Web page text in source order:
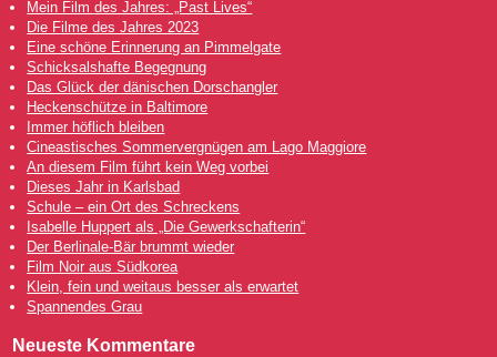
Mein Film des Jahres: „Past Lives“
Die Filme des Jahres 2023
Eine schöne Erinnerung an Pimmelgate
Schicksalshafte Begegnung
Das Glück der dänischen Dorschangler
Heckenschütze in Baltimore
Immer höflich bleiben
Cineastisches Sommervergnügen am Lago Maggiore
An diesem Film führt kein Weg vorbei
Dieses Jahr in Karlsbad
Schule – ein Ort des Schreckens
Isabelle Huppert als „Die Gewerkschafterin“
Der Berlinale-Bär brummt wieder
Film Noir aus Südkorea
Klein, fein und weitaus besser als erwartet
Spannendes Grau
Neueste Kommentare